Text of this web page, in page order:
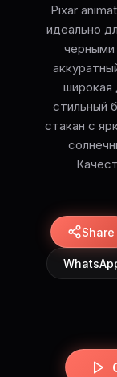
Pixar
идеально
широкая
стильный
стакан с
Share